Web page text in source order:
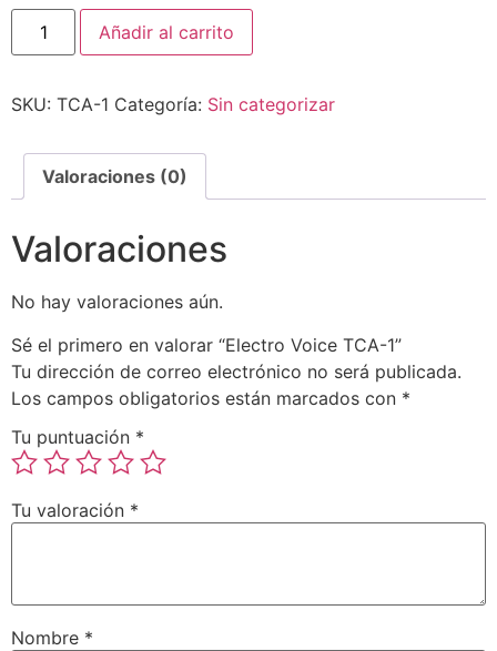
Añadir al carrito
SKU: TCA-1 Categoría: Sin categorizar
Valoraciones (0)
Valoraciones
No hay valoraciones aún.
Sé el primero en valorar “Electro Voice TCA-1”
Tu dirección de correo electrónico no será publicada.
Los campos obligatorios están marcados con *
Tu puntuación *
Tu valoración *
Nombre *